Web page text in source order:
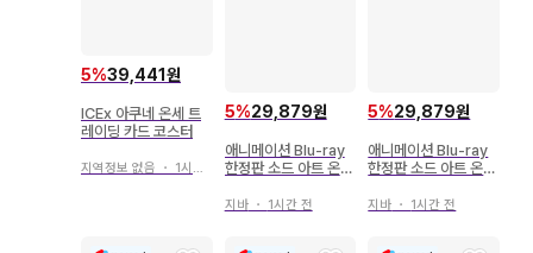
5%39,441원
ICEx 아쿠네 온세 트
레이딩 카드 코스터
지역정보 없음 ・ 1시간 전
5%29,879원
애니메이션 Blu-ray
한정판 소드 아트 온라
지바・ 1시간 전
5%29,879원
애니메이션 Blu-ray
한정판 소드 아트 온라
지바 ・ 1시간 전